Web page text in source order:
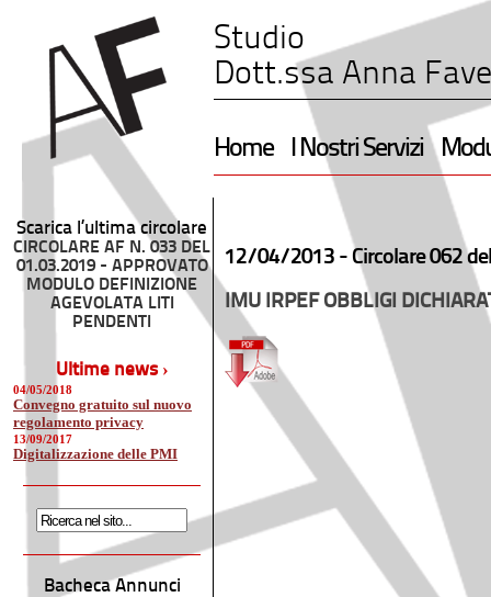
Studio
Dott.ssa Anna
Home I Nostri Servizi
Scarica l’ultima circolare
CIRCOLARE AF N. 033 DEL
01.03.2019 - APPROVATO
MODULO DEFINIZIONE
AGEVOLATA LITI
PENDENTI
Ultime news ›
04/05/2018
Convegno gratuito sul nuovo
regolamento privacy
13/09/2017
Digitalizzazione delle PMI
Bacheca Annunci
12/04/2013 - Circolare 062
IMU IRPEF OBBLIGI